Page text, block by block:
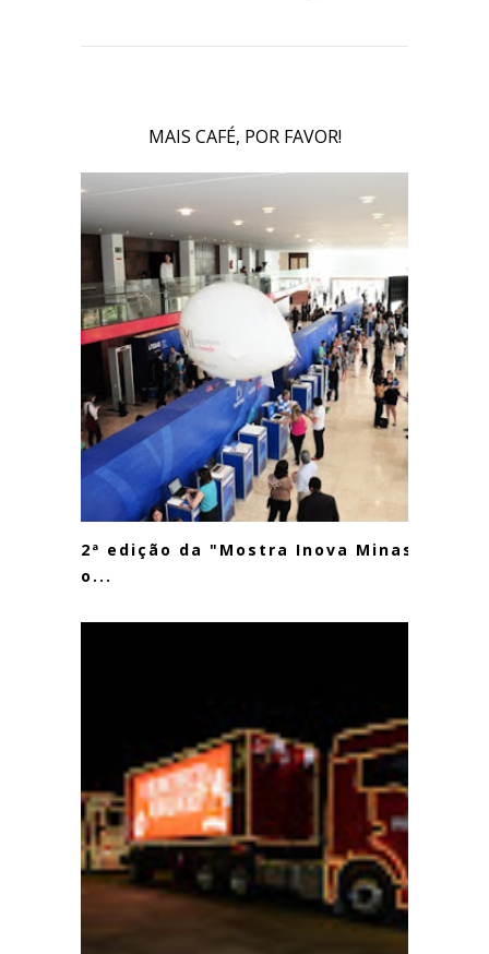
MAIS CAFÉ, POR FAVOR!
2ª edição da "Mostra Inova Minas"
o...